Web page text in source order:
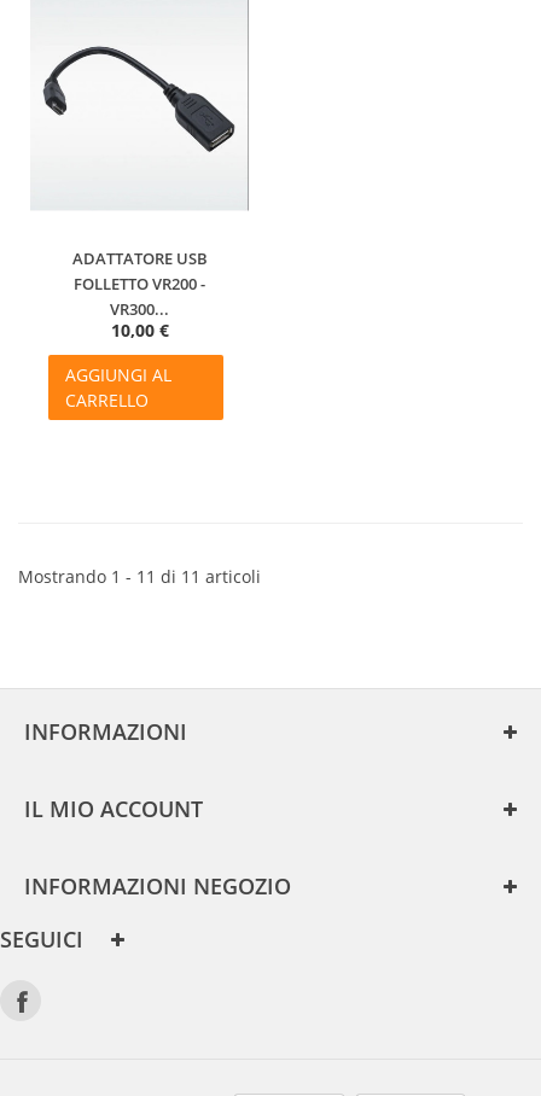
ADATTATORE USB
FOLLETTO VR200 -
VR300...
10,00 €
AGGIUNGI AL
CARRELLO
Mostrando 1 - 11 di 11 articoli
INFORMAZIONI
IL MIO ACCOUNT
INFORMAZIONI NEGOZIO
SEGUICI